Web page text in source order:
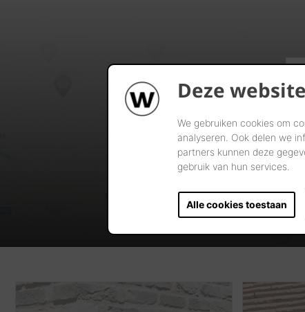
Deze
We gebruiken cookies om
analyseren. Ook delen we
partners kunnen deze
gebruik van hun services.
Alle cookies toestaan